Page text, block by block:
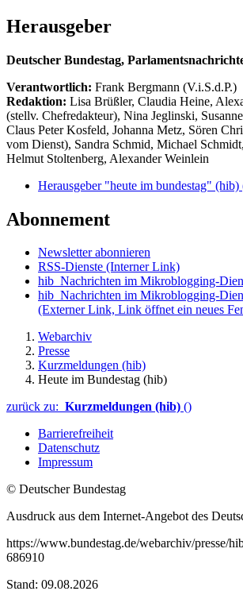
Herausgeber
Deutscher Bundestag,
Verantwortlich: Frank Bergmann (V.i.S.d.P.)
Redaktion: Lisa Brüßler, Claudia Heine,
(stellv. Chefredakteur), Nina Jeglinski,
Claus Peter Kosfeld, Johanna Metz, Sören
vom Dienst), Sandra Schmid, Michael
Helmut Stoltenberg, Alexander Weinlein
Herausgeber "heute im bundestag" (hib)
Abonnement
Newsletter abonnieren
RSS-Dienste (Interner Link)
hib_Nachrichten im Mikroblogging-
hib_Nachrichten im Mikroblogging-
(Externer Link, Link öffnet ein neues
Webarchiv
Presse
Kurzmeldungen (hib)
Heute im Bundestag (hib)
zurück zu: Kurzmeldungen (hib) ()
Barrierefreiheit
Datenschutz
Impressum
© Deutscher Bundestag
Ausdruck aus dem Internet-Angebot des
https://www.bundestag.de/webarchiv/presse/
686910
Stand: 09.08.2026